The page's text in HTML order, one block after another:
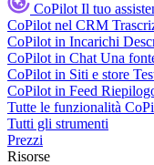
CoPilot Il tuo
CoPilot nel CRM
CoPilot in Incarichi
CoPilot in Chat Una
CoPilot in Siti e store
CoPilot in Feed
Tutte le funzionalità
Tutti gli strumenti
Prezzi
Risorse